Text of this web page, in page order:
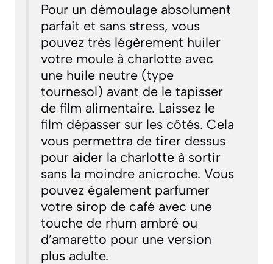
Pour un démoulage absolument
parfait et sans stress, vous
pouvez très légèrement huiler
votre moule à charlotte avec
une huile neutre (type
tournesol) avant de le tapisser
de film alimentaire. Laissez le
film dépasser sur les côtés. Cela
vous permettra de tirer dessus
pour aider la charlotte à sortir
sans la moindre anicroche. Vous
pouvez également parfumer
votre sirop de café avec une
touche de rhum ambré ou
d’amaretto pour une version
plus adulte.